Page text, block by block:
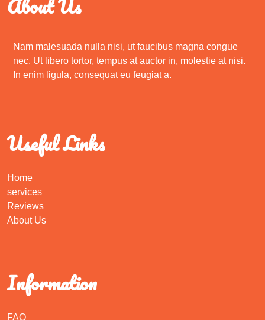
About Us
Nam malesuada nulla nisi, ut faucibus magna congue
nec. Ut libero tortor, tempus at auctor in, molestie at nisi.
In enim ligula, consequat eu feugiat a.
Useful Links
Home
services
Reviews
About Us
Information
FAQ